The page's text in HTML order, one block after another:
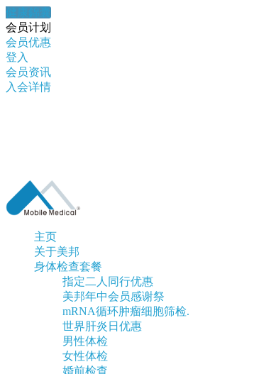
健康錦囊
会员计划
会员优惠
登入
会员资讯
入会详情
主页
关于美邦
身体检查套餐
指定二人同行优惠
美邦年中会员感谢祭
mRNA循环肿瘤细胞筛检.
世界肝炎日优惠
男性体检
女性体检
婚前检查